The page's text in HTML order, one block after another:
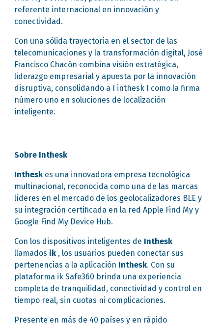
referente internacional en innovación y
conectividad.
Con una sólida trayectoria en el sector de las
telecomunicaciones y la transformación digital, José
Francisco Chacón combina visión estratégica,
liderazgo empresarial y apuesta por la innovación
disruptiva, consolidando a I inthesk I como la firma
número uno en soluciones de localización
inteligente.
Sobre Inthesk
Inthesk es una innovadora empresa tecnológica
multinacional, reconocida como una de las marcas
líderes en el mercado de los geolocalizadores BLE y
su integración certificada en la red Apple Find My y
Google Find My Device Hub.
Con los dispositivos inteligentes de Inthesk
llamados ik , los usuarios pueden conectar sus
pertenencias a la aplicación Inthesk. Con su
plataforma ik Safe360 brinda una experiencia
completa de tranquilidad, conectividad y control en
tiempo real, sin cuotas ni complicaciones.
Presente en más de 40 países y en rápido